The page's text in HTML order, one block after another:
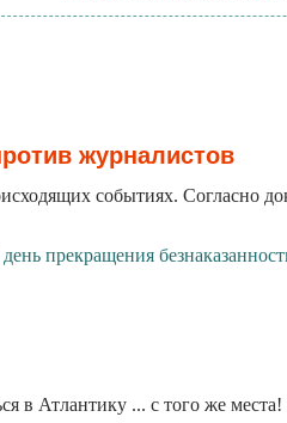
журналистов
событиях. Согласно
прекращения
Атлантику ... с того же